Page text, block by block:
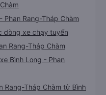
Phan Rang-Tháp Chàm
dòng xe chạy tuyến
Rang-Tháp Chàm
Bình Long - Phan
Rang-Tháp Chàm từ Bình